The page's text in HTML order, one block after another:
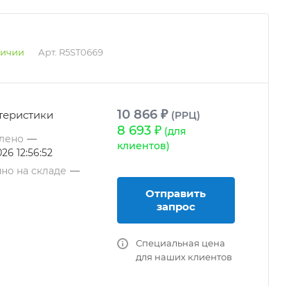
Арт. R5ST0669
—
12:56:52
на складе —
10 866 ₽ (РРЦ)
8 693 ₽(для
клиентов)
Отправить
запрос
Специальная цена
для наших клиентов